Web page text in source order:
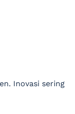
Inovasi sering